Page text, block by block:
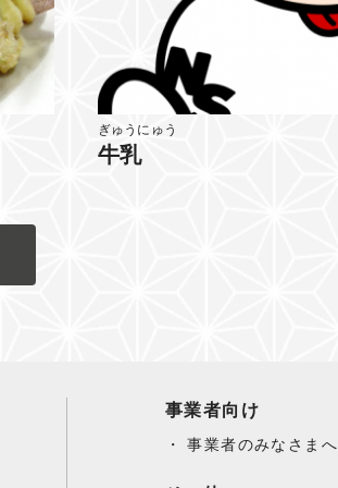
ぎゅうにゅう
牛乳
事業者向け
事業者のみなさまへ